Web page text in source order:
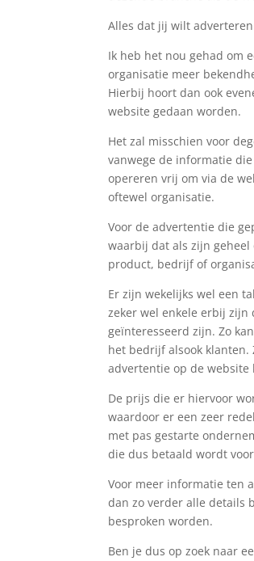
Alles dat jij wilt
Ik heb het nou gehad om
organisatie meer
Hierbij hoort dan ook
website gedaan worden.
Het zal misschien voor
vanwege de informatie
opereren vrij om via de
oftewel organisatie.
Voor de advertentie die
waarbij dat als zijn
product, bedrijf of
Er zijn wekelijks wel een
zeker wel enkele erbij
geïnteresseerd zijn. Zo
het bedrijf alsook klanten.
advertentie op de
De prijs die er hiervoor
waardoor er een zeer
met pas gestarte
die dus betaald wordt
Voor meer informatie ten
dan zo verder alle details
besproken worden.
Ben je dus op zoek naar